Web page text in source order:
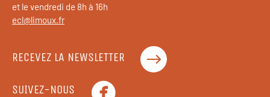
et le vendredi de 8h à 16h
ecl@limoux.fr
RECEVEZ LA NEWSLETTER
SUIVEZ-NOUS